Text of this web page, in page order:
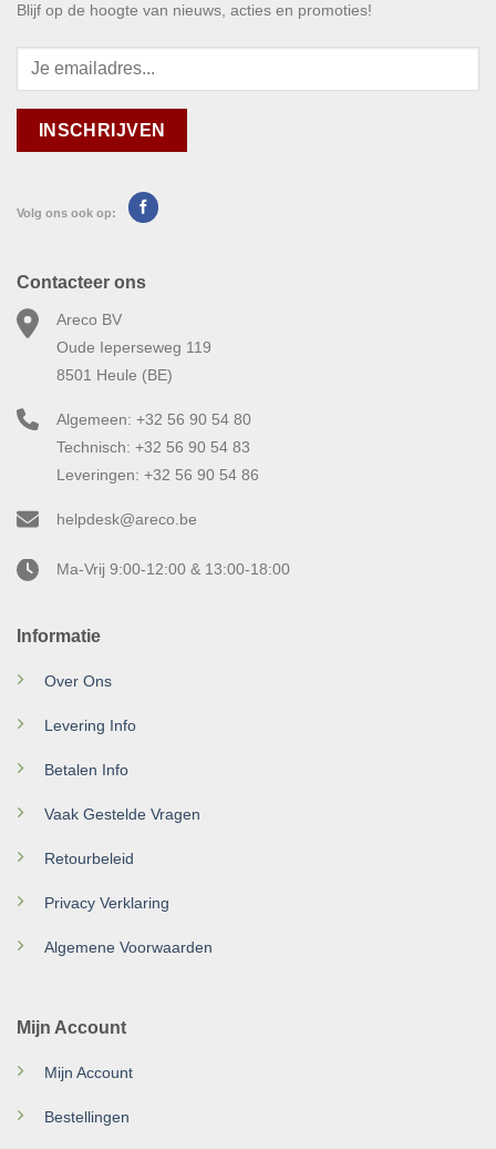
Blijf op de hoogte van nieuws, acties en promoties!
Volg ons ook op:
Informatie
Over Ons
Levering Info
Betalen Info
Vaak Gestelde Vragen
Retourbeleid
Privacy Verklaring
Algemene Voorwaarden
Mijn Account
Mijn Account
Bestellingen
Contacteer ons
Areco BV
Oude Ieperseweg 119
8501 Heule (BE)
Algemeen: +32 56 90 54 80
Technisch: +32 56 90 54 83
Leveringen: +32 56 90 54 86
helpdesk@areco.be
Ma-Vrij 9:00-12:00 & 13:00-18:00